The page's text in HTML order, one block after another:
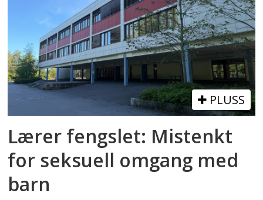
PLUSS
Lærer fengslet: Mistenkt
for seksuell omgang med
barn